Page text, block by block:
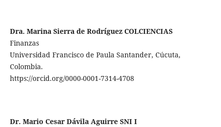
Dra. Marina Sierra de Rodríguez COLCIENCIAS
Finanzas
Universidad Francisco de Paula Santander, Cúcuta,
Colombia.
https://orcid.org/0000-0001-7314-4708
Dr. Mario Cesar Dávila Aguirre SNI I